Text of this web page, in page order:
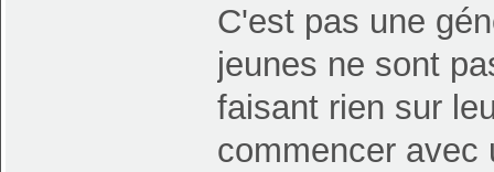
C'est pas une
jeunes ne sont
faisant rien sur
commencer avec